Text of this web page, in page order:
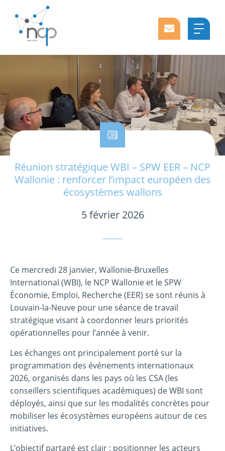
Réunion stratégique WBI – SPW EER – NCP
Wallonie : renforcer l’impact européen des
écosystèmes wallons
5 février 2026
Ce mercredi 28 janvier, Wallonie-Bruxelles
International (WBI), le NCP Wallonie et le SPW
Économie, Emploi, Recherche (EER) se sont réunis à
Louvain-la-Neuve pour une séance de travail
stratégique visant à coordonner leurs priorités
opérationnelles pour l’année à venir.
Les échanges ont principalement porté sur la
programmation des événements internationaux
2026, organisés dans les pays où les CSA (les
conseillers scientifiques académiques) de WBI sont
déployés, ainsi que sur les modalités concrètes pour
mobiliser les écosystèmes européens autour de ces
initiatives.
L’objectif partagé est clair : positionner les acteurs